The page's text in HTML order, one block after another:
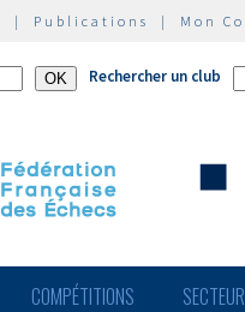
| Publications | Mon
Rechercher un club
COMPÉTITIONS